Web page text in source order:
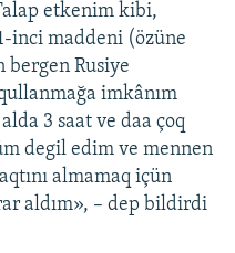
etkenim kibi,
inci maddeni (özüne
bergen Rusiye
imkânım
3 saat ve daa çoq
degil edim ve mennen
almamaq içün
aldım», – dep bildirdi